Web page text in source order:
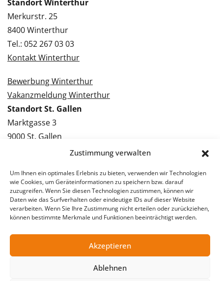
Zustimmung verwalten
Um Ihnen ein optimales Erlebnis zu bieten, verwenden wir Technologien
wie Cookies, um Geräteinformationen zu speichern bzw. darauf
zuzugreifen. Wenn Sie diesen Technologien zustimmen, können wir
Daten wie das Surfverhalten oder eindeutige IDs auf dieser Website
verarbeiten. Wenn Sie Ihre Zustimmung nicht erteilen oder zurückziehen,
können bestimmte Merkmale und Funktionen beeinträchtigt werden.
Akzeptieren
Ablehnen
Standort Winterthur
Merkurstr. 25
8400 Winterthur
Tel.: 052 267 03 03
Kontakt Winterthur
Bewerbung Winterthur
Vakanzmeldung Winterthur
Standort St. Gallen
Marktgasse 3
9000 St. Gallen
Tel.: 071 228 09 09
Bewerbung St. Gallen
Vakanzmeldung St. Gallen
© 2026 Stellentreff AG